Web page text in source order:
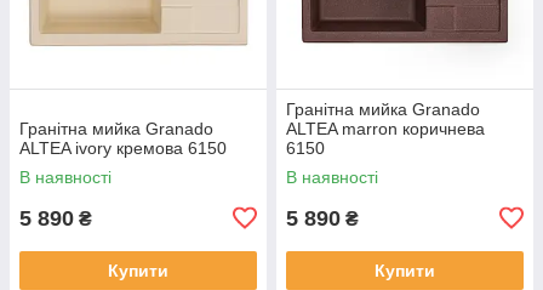
Гранітна мийка Granado
ALTEA ivory кремова 6150
В наявності
5 890 ₴
Купити
Гранітна мийка Granado
ALTEA marron коричнева
6150
В наявності
5 890 ₴
Купити